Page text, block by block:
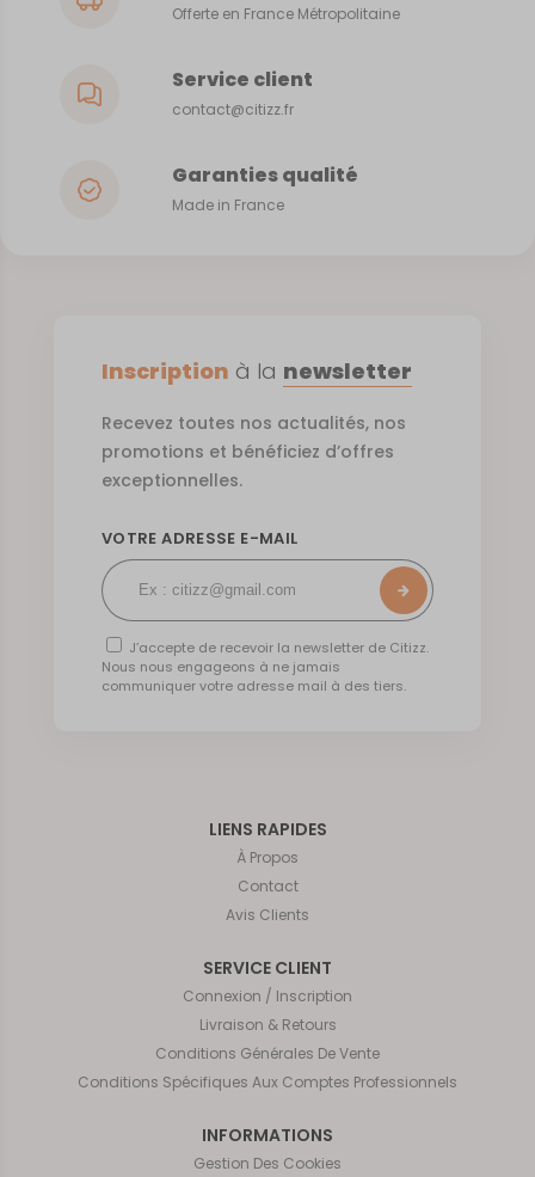
Offerte en France Métropolitaine
Service client
contact@citizz.fr
Garanties qualité
Made in France
LIENS RAPIDES
À Propos
Contact
Avis Clients
SERVICE CLIENT
Connexion / Inscription
Livraison & Retours
Conditions Générales De Vente
Conditions Spécifiques Aux Comptes Professionnels
INFORMATIONS
Gestion Des Cookies
Inscription à la newsletter
Recevez toutes nos actualités, nos
promotions et bénéficiez d’offres
exceptionnelles.
VOTRE ADRESSE E-MAIL
J’accepte de recevoir la newsletter de Citizz.
Nous nous engageons à ne jamais
communiquer votre adresse mail à des tiers.